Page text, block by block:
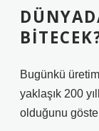
Bugünkü
yaklaşık 200
olduğunu